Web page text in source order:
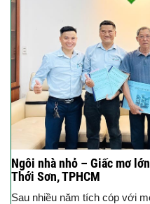
Ngôi nhà nhỏ – Giấc mơ
Thới Sơn, TPHCM
Sau nhiều năm tích cóp với